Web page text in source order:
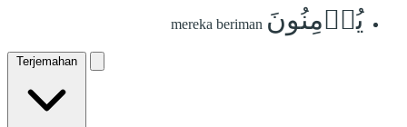
يُؤۡمِنُونَ mereka beriman
Terjemahan